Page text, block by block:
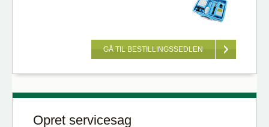
GÅ TIL BESTILLINGSSEDLEN
Opret servicesag